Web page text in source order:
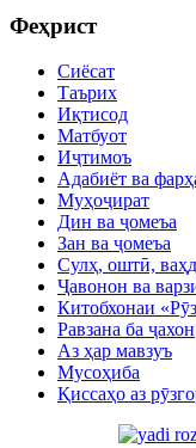
Феҳрист
Сиёсат
Таърих
Иқтисод
Матбуот
Иҷтимоъ
Адабиёт ва
Муҳоҷират
Дин ва ҷомеъа
Зан ва ҷомеъа
Сулҳ, оштӣ,
Ҷавонон ва
Китобхонаи
Равзана ба ҷахон
Аз ҳар мавзуъ
Мусоҳиба
Қиссаҳо аз